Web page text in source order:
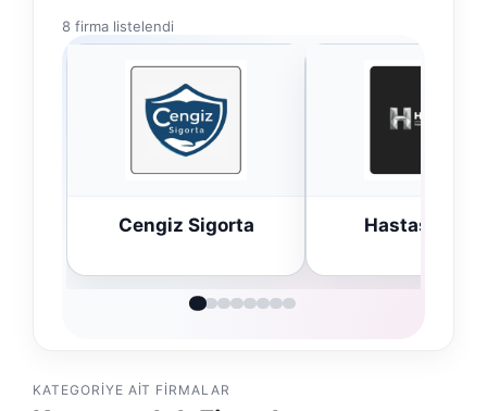
8 firma listelendi
Hastaş Beton
Bulkoon
KATEGORIYE AIT FIRMALAR